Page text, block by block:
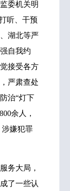
委机关明
听、干预
湖北等严
自我约
接受各方
严肃查处
治“灯下
余人，
涉嫌犯罪
务大局，
了一些认